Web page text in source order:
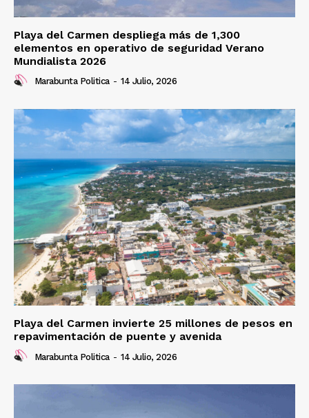
Playa del Carmen despliega más de 1,300
elementos en operativo de seguridad Verano
Mundialista 2026
Marabunta Politica - 14 Julio, 2026
Playa del Carmen invierte 25 millones de pesos en
repavimentación de puente y avenida
Marabunta Politica - 14 Julio, 2026